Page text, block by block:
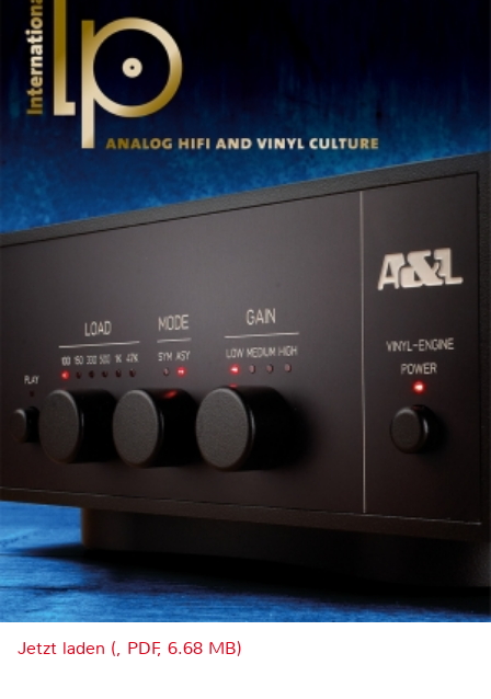
Jetzt laden (, PDF, 6.68 MB)